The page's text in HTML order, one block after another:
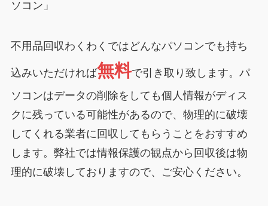
ソコン」
不用品回収わくわくではどんなパソコンでも持ち
込みいただければ無料で引き取り致します。パ
ソコンはデータの削除をしても個人情報がディス
クに残っている可能性があるので、物理的に破壊
してくれる業者に回収してもらうことをおすすめ
します。弊社では情報保護の観点から回収後は物
理的に破壊しておりますので、ご安心ください。